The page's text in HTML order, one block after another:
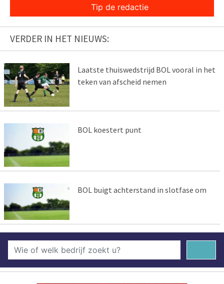
Tip de redactie
VERDER IN HET NIEUWS:
Laatste thuiswedstrijd BOL vooral in het
teken van afscheid nemen
BOL koestert punt
BOL buigt achterstand in slotfase om